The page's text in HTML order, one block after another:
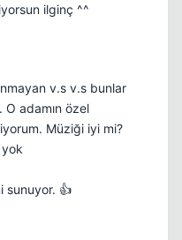
ilginç ^^
v.s v.s bunlar
adamın özel
Müziği iyi mi?
sunuyor. 👍